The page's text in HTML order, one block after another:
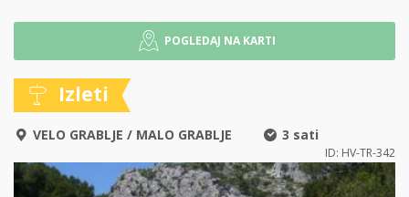
POGLEDAJ NA KARTI
Izleti
VELO GRABLJE / MALO GRABLJE 3 sati
ID: HV-TR-342